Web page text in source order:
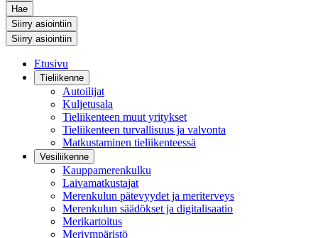
Hae
Siirry asiointiin
Siirry asiointiin
Etusivu
Tieliikenne
Autoilijat
Kuljetusala
Tieliikenteen muut yritykset
Tieliikenteen turvallisuus ja valvonta
Matkustaminen tieliikenteessä
Vesiliikenne
Kauppamerenkulku
Laivamatkustajat
Merenkulun pätevyydet ja meriterveys
Merenkulun säädökset ja digitalisaatio
Merikartoitus
Meriympäristö